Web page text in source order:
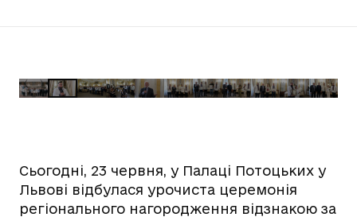
Сьогодні, 23 червня, у Палаці Потоцьких у
Львові відбулася урочиста церемонія
регіонального нагородження відзнакою за